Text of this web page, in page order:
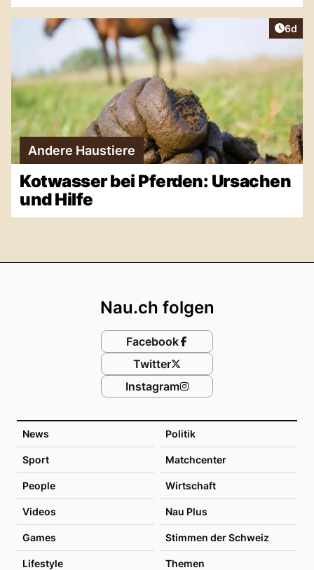
6d
Andere Haustiere
Kotwasser bei Pferden: Ursachen
und Hilfe
News Politik
Sport Matchcenter
People Wirtschaft
Videos Nau Plus
Games Stimmen der Schweiz
Lifestyle Themen
Nau.ch folgen
Facebook
Twitter
Instagram